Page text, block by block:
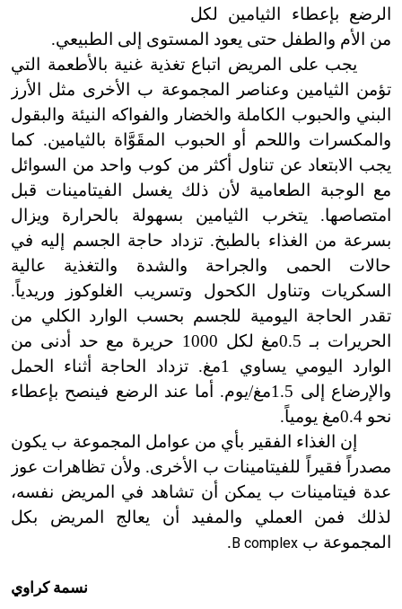
الرضع بإعطاء الثيامين لكل
من الأم والطفل حتى يعود المستوى إلى الطبيعي.
يجب على المريض اتباع تغذية غنية بالأطعمة التي
تؤمن الثيامين وعناصر المجموعة ب الأخرى مثل الأرز
البني والحبوب الكاملة والخضار والفواكه النيئة والبقول
والمكسرات واللحم أو الحبوب المقَوَّاة بالثيامين. كما
يجب الابتعاد عن تناول أكثر من كوب واحد من السوائل
مع الوجبة الطعامية لأن ذلك يغسل الفيتامينات قبل
امتصاصها. يتخرب الثيامين بسهولة بالحرارة ويزال
بسرعة من الغذاء بالطبخ. تزداد حاجة الجسم إليه في
حالات الحمى والجراحة والشدة والتغذية عالية
السكريات وتناول الكحول وتسريب الغلوكوز وريدياً.
تقدر الحاجة اليومية للجسم بحسب الوارد الكلي من
الحريرات بـ 0.5مغ لكل 1000 حريرة مع حد أدنى من
الوارد اليومي يساوي 1مغ. تزداد الحاجة أثناء الحمل
والإرضاع إلى 1.5مغ/يوم. أما عند الرضع فينصح بإعطاء
نحو 0.4مغ يومياً.
إن الغذاء الفقير بأي من عوامل المجموعة ب يكون
مصدراً فقيراً للفيتامينات ب الأخرى. ولأن تظاهرات عوز
عدة فيتامينات ب يمكن أن تشاهد في المريض نفسه،
لذلك فمن العملي والمفيد أن يعالج المريض بكل
المجموعة ب B complex
.
نسمة كراوي